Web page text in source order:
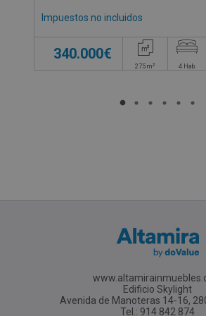
Impuestos no incluidos
340.000€
275m2 4 Hab.
Edificio Skylight
Avenida de Manoteras 14-16,
Tel.: 914 842 874